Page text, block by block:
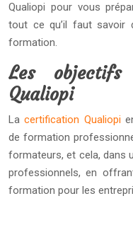
Qualiopi pour vous
tout ce qu’il faut savoir
formation.
Les
Qualiopi
Lacertification Qualiopi
de formation
formateurs, et cela, dans
professionnels, en
formation pour les